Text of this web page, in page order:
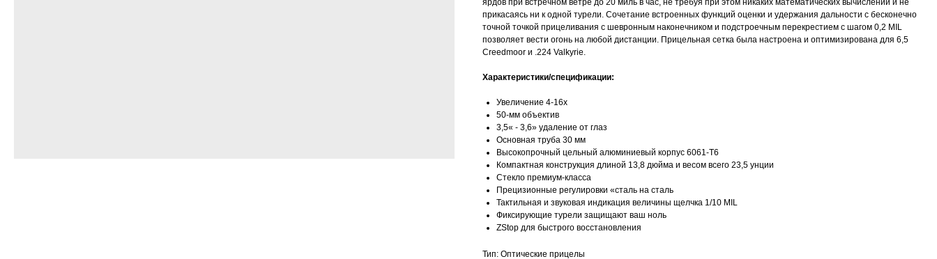
ярдов при встречном ветре до 20 миль в час, не требуя при этом никаких математических вычислений и не
прикасаясь ни к одной турели. Сочетание встроенных функций оценки и удержания дальности с бесконечно
точной точкой прицеливания с шевронным наконечником и подстроечным перекрестием с шагом 0,2 MIL
позволяет вести огонь на любой дистанции. Прицельная сетка была настроена и оптимизирована для 6,5
Creedmoor и .224 Valkyrie.
Характеристики/спецификации:
Увеличение 4-16x
50-мм объектив
3,5« - 3,6» удаление от глаз
Основная труба 30 мм
Высокопрочный цельный алюминиевый корпус 6061-T6
Компактная конструкция длиной 13,8 дюйма и весом всего 23,5 унции
Стекло премиум-класса
Прецизионные регулировки «сталь на сталь
Тактильная и звуковая индикация величины щелчка 1/10 MIL
Фиксирующие турели защищают ваш ноль
ZStop для быстрого восстановления
Тип: Оптические прицелы